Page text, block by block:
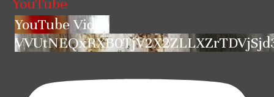
YouTube Video